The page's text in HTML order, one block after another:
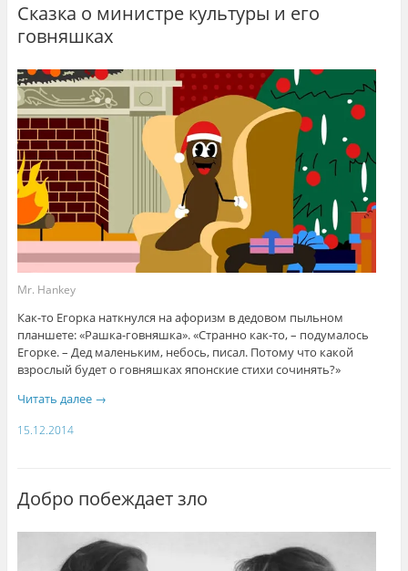
Сказка о министре культуры и его
говняшках
Mr. Hankey
Как-то Егорка наткнулся на афоризм в дедовом пыльном
планшете: «Рашка-говняшка». «Странно как-то, – подумалось
Егорке. – Дед маленьким, небось, писал. Потому что какой
взрослый будет о говняшках японские стихи сочинять?»
Читать далее →
15.12.2014
Добро побеждает зло